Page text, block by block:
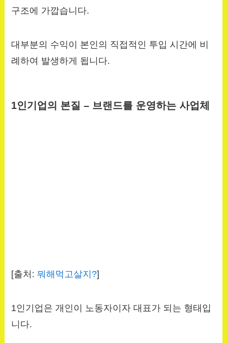
구조에 가깝습니다.
대부분의 수익이 본인의 직접적인 투입 시간에 비
례하여 발생하게 됩니다.
1인기업의 본질 – 브랜드를 운영하는 사업체
[출처: 뭐해먹고살지?]
1인기업은 개인이 노동자이자 대표가 되는 형태입
니다.